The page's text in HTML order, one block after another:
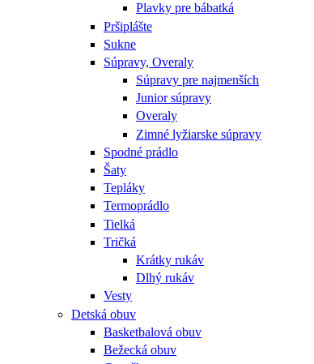
Plavky pre bábatká
Pršiplášte
Sukne
Súpravy, Overaly
Súpravy pre najmenších
Junior súpravy
Overaly
Zimné lyžiarske súpravy
Spodné prádlo
Šaty
Tepláky
Termoprádlo
Tielká
Tričká
Krátky rukáv
Dlhý rukáv
Vesty
Detská obuv
Basketbalová obuv
Bežecká obuv